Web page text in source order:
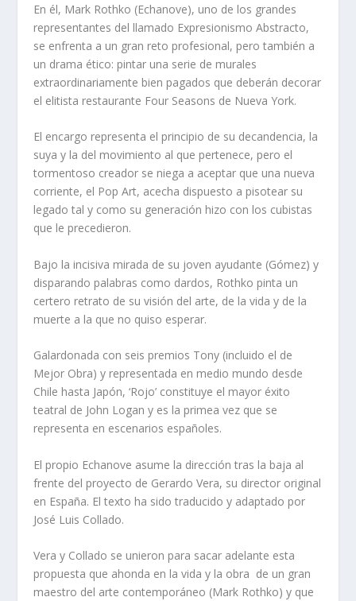
En él, Mark Rothko (Echanove), uno de los grandes
representantes del llamado Expresionismo Abstracto,
se enfrenta a un gran reto profesional, pero también a
un drama ético: pintar una serie de murales
extraordinariamente bien pagados que deberán decorar
el elitista restaurante Four Seasons de Nueva York.
El encargo representa el principio de su decandencia, la
suya y la del movimiento al que pertenece, pero el
tormentoso creador se niega a aceptar que una nueva
corriente, el Pop Art, acecha dispuesto a pisotear su
legado tal y como su generación hizo con los cubistas
que le precedieron.
Bajo la incisiva mirada de su joven ayudante (Gómez) y
disparando palabras como dardos, Rothko pinta un
certero retrato de su visión del arte, de la vida y de la
muerte a la que no quiso esperar.
Galardonada con seis premios Tony (incluido el de
Mejor Obra) y representada en medio mundo desde
Chile hasta Japón, ‘Rojo’ constituye el mayor éxito
teatral de John Logan y es la primea vez que se
representa en escenarios españoles.
El propio Echanove asume la dirección tras la baja al
frente del proyecto de Gerardo Vera, su director original
en España. El texto ha sido traducido y adaptado por
José Luis Collado.
Vera y Collado se unieron para sacar adelante esta
propuesta que ahonda en la vida y la obra de un gran
maestro del arte contemporáneo (Mark Rothko) y que